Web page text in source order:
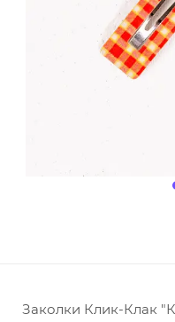
Заколки Клик-Клак